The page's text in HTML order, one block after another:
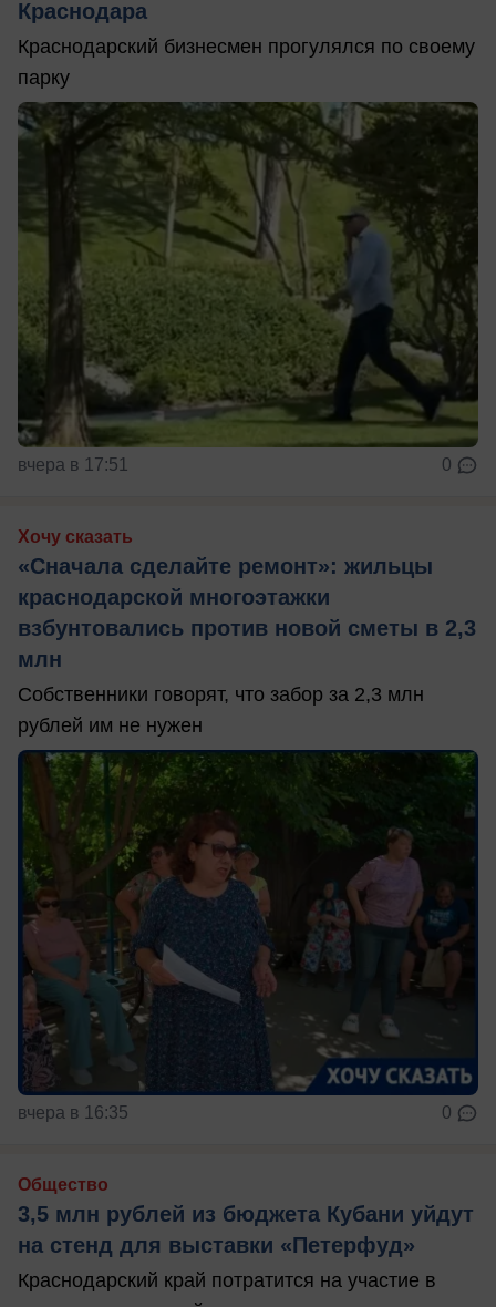
Краснодара
Краснодарский бизнесмен прогулялся по своему
парку
вчера в 17:51 0
Хочу сказать
«Сначала сделайте ремонт»: жильцы
краснодарской многоэтажки
взбунтовались против новой сметы в 2,3
млн
Собственники говорят, что забор за 2,3 млн
рублей им не нужен
вчера в 16:35 0
Общество
3,5 млн рублей из бюджета Кубани уйдут
на стенд для выставки «Петерфуд»
Краснодарский край потратится на участие в